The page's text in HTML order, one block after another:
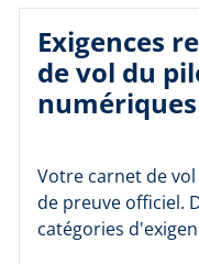
Exigences
de vol du
numériques
Votre carnet de
de preuve officiel.
catégories